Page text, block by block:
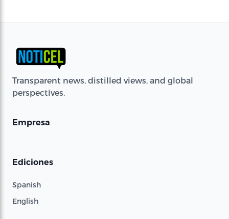
Transparent news, distilled views, and global
perspectives.
Empresa
Ediciones
Spanish
English